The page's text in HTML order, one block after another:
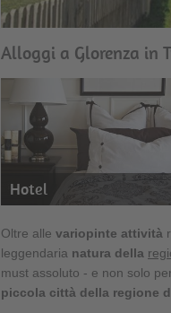
Alloggi a Glorenza in
Hotel
Oltre alle variopinte attività
leggendaria natura della
must assoluto - e non solo
piccola città della regione